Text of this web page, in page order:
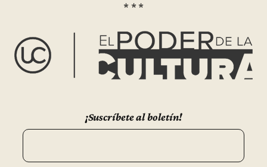
* * *
¡Suscríbete al boletín!